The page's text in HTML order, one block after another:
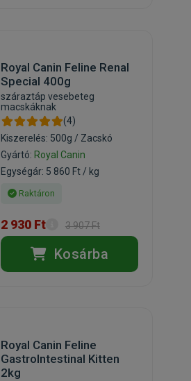
Royal Canin Feline Renal
Special 400g
száraztáp vesebeteg
macskáknak
(4)
Kiszerelés: 500g / Zacskó
Gyártó: Royal Canin
Egységár: 5 860 Ft / kg
Raktáron
2 930 Ft 3 907 Ft
Kosárba
Royal Canin Feline
GastroIntestinal Kitten
2kg